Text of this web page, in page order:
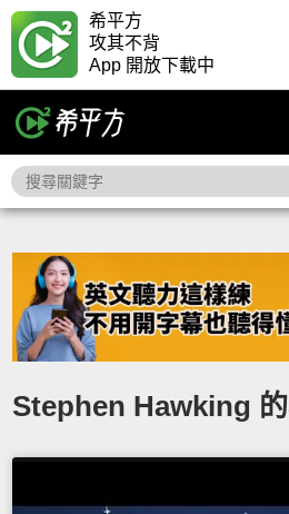
希平方
攻其不背
App 開放下載中
Stephen Hawking